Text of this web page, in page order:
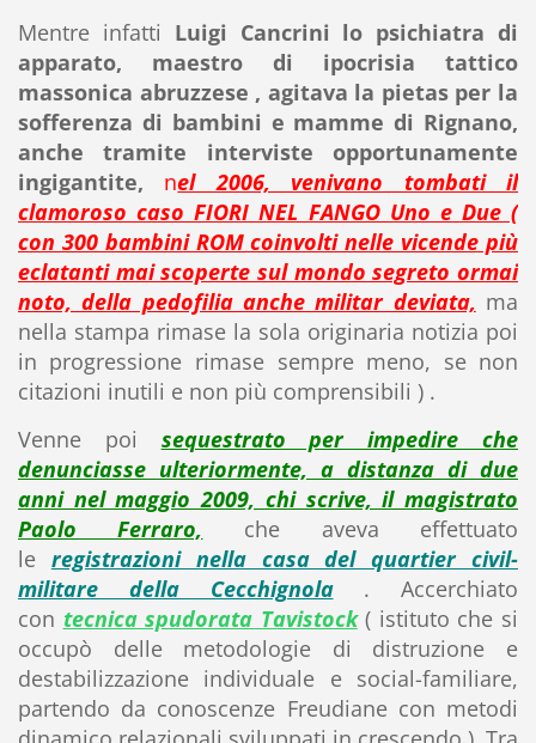
Mentre infatti Luigi Cancrini lo psichiatra di
apparato, maestro di ipocrisia tattico
massonica abruzzese , agitava la pietas per la
sofferenza di bambini e mamme di Rignano,
anche tramite interviste opportunamente
ingigantite,
nel 2006, venivano tombati il
clamoroso caso FIORI NEL FANGO Uno e Due (
con 300 bambini ROM coinvolti nelle vicende più
eclatanti mai scoperte sul mondo segreto ormai
noto, della pedofilia anche militar deviata, ma
nella stampa rimase la sola originaria notizia poi
in progressione rimase sempre meno, se non
citazioni inutili e non più comprensibili ) .
Venne poi sequestrato per impedire che
denunciasse ulteriormente, a distanza di due
anni nel maggio 2009, chi scrive, il magistrato
Paolo Ferraro, che aveva effettuato
le registrazioni nella casa del quartier civil-
militare della Cecchignola. Accerchiato
con tecnica spudorata Tavistock( istituto che si
occupò delle metodologie di distruzione e
destabilizzazione individuale e social-familiare,
partendo da conoscenze Freudiane con metodi